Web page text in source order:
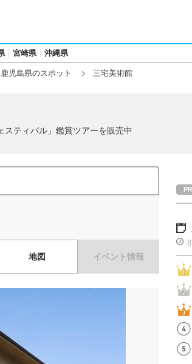
宮崎県 沖縄県
鹿児島県のスポット 三宅美術館
ティバル」鑑賞ツアーを販売中
地図 イベント情報